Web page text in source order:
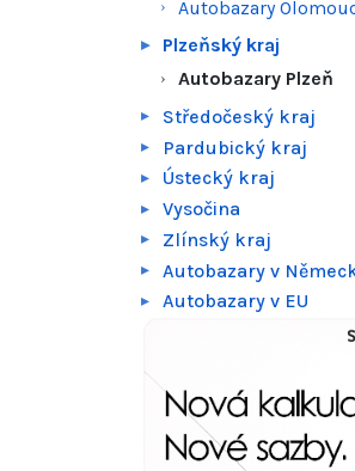
Autobazary
Plzeňský kraj
Autobazary Plzeň
Středočeský kraj
Pardubický kraj
Ústecký kraj
Vysočina
Zlínský kraj
Autobazary v
Autobazary v EU